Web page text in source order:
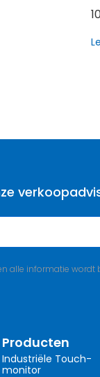
alle informatie wordt
Producten
Industriële Touch-
monitor